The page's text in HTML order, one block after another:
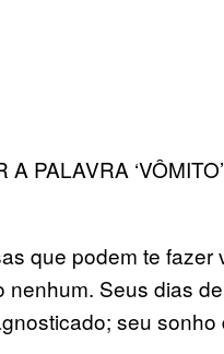
PALAVRA
que podem te fazer
Seus dias
seu